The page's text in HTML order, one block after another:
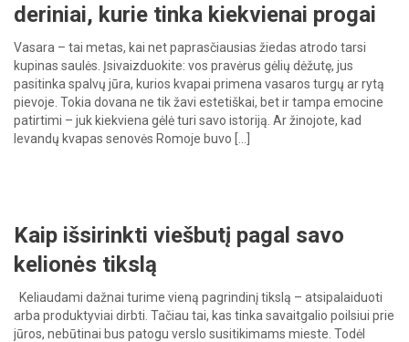
deriniai, kurie tinka kiekvienai progai
Vasara – tai metas, kai net paprasčiausias žiedas atrodo tarsi
kupinas saulės. Įsivaizduokite: vos pravėrus gėlių dėžutę, jus
pasitinka spalvų jūra, kurios kvapai primena vasaros turgų ar rytą
pievoje. Tokia dovana ne tik žavi estetiškai, bet ir tampa emocine
patirtimi – juk kiekviena gėlė turi savo istoriją. Ar žinojote, kad
levandų kvapas senovės Romoje buvo […]
Kaip išsirinkti viešbutį pagal savo
kelionės tikslą
Keliaudami dažnai turime vieną pagrindinį tikslą – atsipalaiduoti
arba produktyviai dirbti. Tačiau tai, kas tinka savaitgalio poilsiui prie
jūros, nebūtinai bus patogu verslo susitikimams mieste. Todėl